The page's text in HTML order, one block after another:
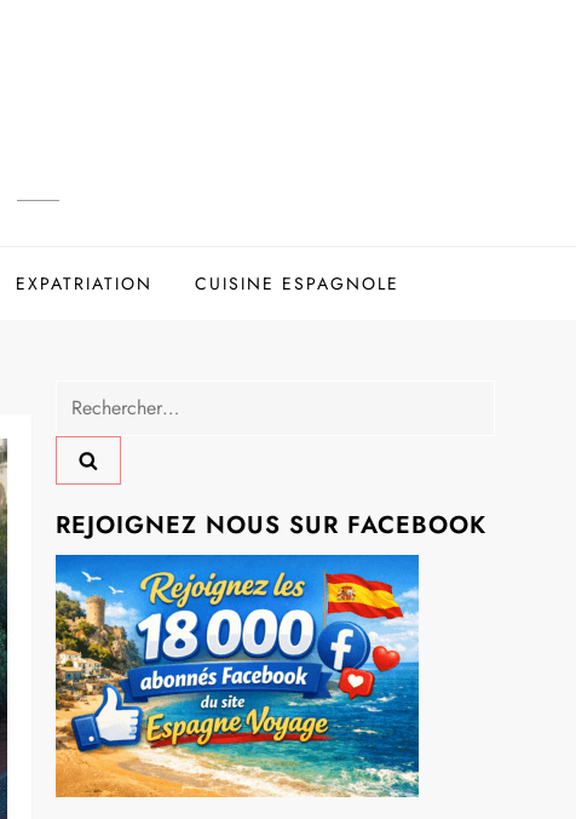
EXPATRIATION CUISINE ESPAGNOLE
Rechercher :
REJOIGNEZ NOUS SUR FACEBOOK